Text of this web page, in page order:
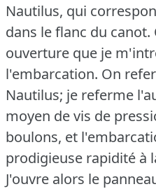
Nautilus, qui
dans le flanc du canot.
ouverture que je
l'embarcation. On
Nautilus; je referme
moyen de vis de
boulons, et
prodigieuse rapidité à
J'ouvre alors le